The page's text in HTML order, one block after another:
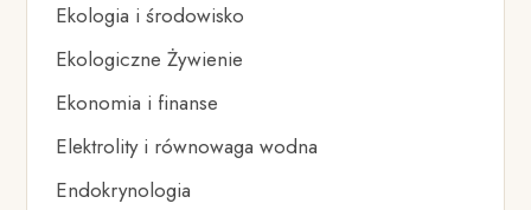
Ekologia i środowisko
Ekologiczne Żywienie
Ekonomia i finanse
Elektrolity i równowaga wodna
Endokrynologia